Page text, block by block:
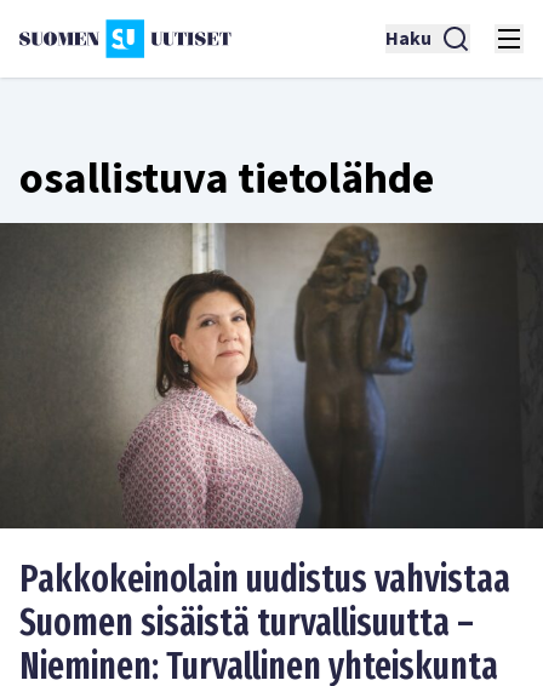
Haku
osallistuva tietolähde
Pakkokeinolain uudistus vahvistaa
Suomen sisäistä turvallisuutta –
Nieminen: Turvallinen yhteiskunta